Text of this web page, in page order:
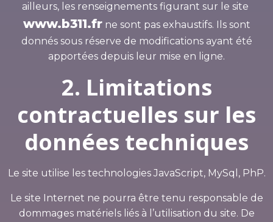
ailleurs, les renseignements figurant sur le site
www.b311.frne sont pas exhaustifs. Ils sont
donnés sous réserve de modifications ayant été
apportées depuis leur mise en ligne.
2. Limitations
contractuelles sur les
données techniques
Le site utilise les technologies JavaScript, MySql, PhP.
Le site Internet ne pourra être tenu responsable de
dommages matériels liés à l’utilisation du site. De